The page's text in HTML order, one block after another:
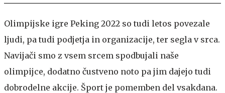
Olimpijske igre Peking 2022 so tudi letos povezale
ljudi, pa tudi podjetja in organizacije, ter segla v srca.
Navijači smo z vsem srcem spodbujali naše
olimpijce, dodatno čustveno noto pa jim dajejo tudi
dobrodelne akcije. Šport je pomemben del vsakdana.